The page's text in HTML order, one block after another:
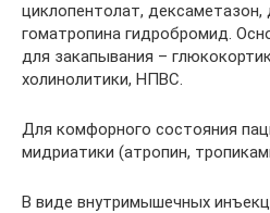
циклопентолат, дексаметазон,
гоматропина гидробромид.
для закапывания –
холинолитики, НПВС.
Для комфорного состояния
мидриатики (атропин,
В виде внутримышечных